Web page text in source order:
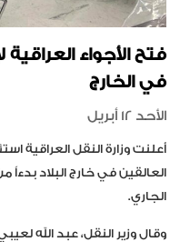
فتح الأجواء
في الخارج
الأحد 12 أبريل
أعلنت وزارة النقل العراقية
الجاري.
وقال وزير النقل، عبد الله